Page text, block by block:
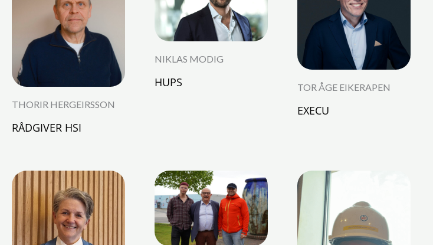
THORIR HERGEIRSSON
RÅDGIVER HSI
NIKLAS MODIG
HUPS TOR ÅGE EIKERAPEN
EXECU